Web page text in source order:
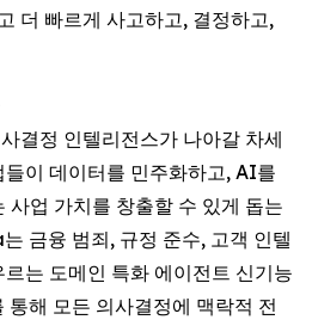
더 빠르게 사고하고, 결정하고,
결정 인텔리전스가 나아갈 차세
이 데이터를 민주화하고, AI를
사업 가치를 창출할 수 있게 돕는
금융 범죄, 규정 준수, 고객 인텔
는 도메인 특화 에이전트 신기능
통해 모든 의사결정에 맥락적 전